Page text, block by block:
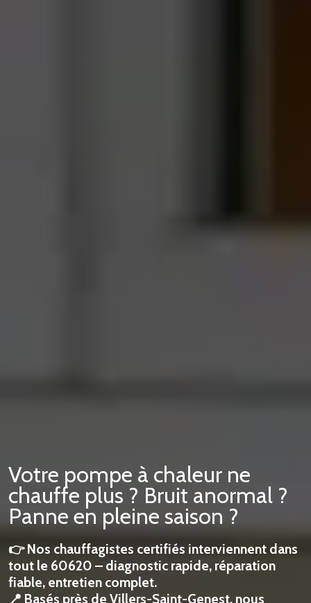
Votre pompe à chaleur ne
chauffe plus ? Bruit anormal ?
Panne en pleine saison ?
👉 Nos chauffagistes certifiés interviennent dans
tout le 60620 – diagnostic rapide, réparation
fiable, entretien complet.
📍 Basés près de Villers-Saint-Genest, nous